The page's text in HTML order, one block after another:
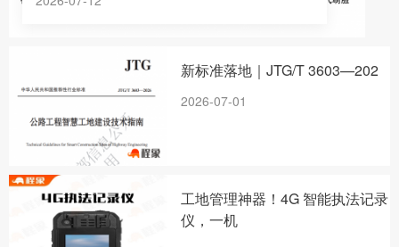
新标准落地｜JTG/T 3603—202
2026-07-01
工地管理神器！4G 智能执法记录
仪，一机